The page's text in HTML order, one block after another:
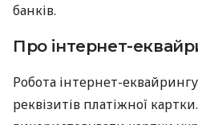
банків.
Про інтернет-
Робота інтернет-
реквізитів платіжної